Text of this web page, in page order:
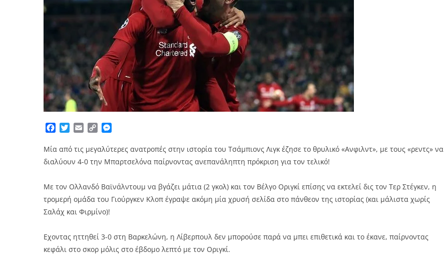
Facebook
TwitterEmailCopy
Μία από τις μεγαλύτερες ανατροπές στην ιστορία του Τσάμπιονς Λιγκ έζησε το θρυλικό «Ανφιλντ», με τους «ρεντς» να
διαλύουν 4-0 την Μπαρτσελόνα παίρνοντας ανεπανάληπτη πρόκριση για τον τελικό!
Με τον Ολλανδό Βαϊνάλντουμ να βγάζει μάτια (2 γκολ) και τον Βέλγο Οριγκί επίσης να εκτελεί δις τον Τερ Στέγκεν, η
τρομερή ομάδα του Γιούργκεν Κλοπ έγραψε ακόμη μία χρυσή σελίδα στο πάνθεον της ιστορίας (και μάλιστα χωρίς
Σαλάχ και Φιρμίνο)!
Εχοντας ηττηθεί 3-0 στη Βαρκελώνη, η Λίβερπουλ δεν μπορούσε παρά να μπει επιθετικά και το έκανε, παίρνοντας
κεφάλι στο σκορ μόλις στο έβδομο λεπτό με τον Οριγκί.